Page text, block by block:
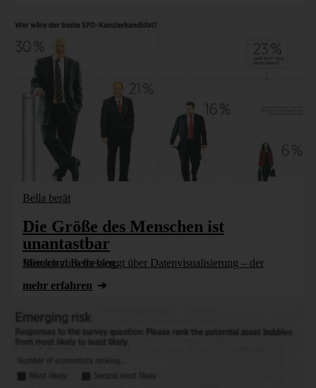
Bella berät
Die Größe des Menschen ist
unantastbar
Bürohund Bella bloggt über Datenvisualisierung – der Mensch zum messen.
mehr erfahren